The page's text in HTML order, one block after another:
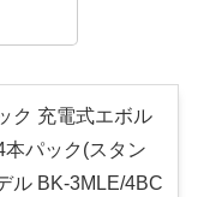
ク 充電式エボル
本パック(スタン
ル BK-3MLE/4BC